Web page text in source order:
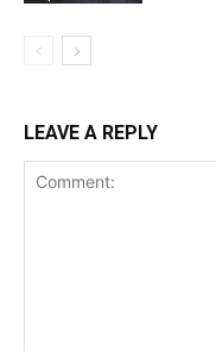
LEAVE A REPLY